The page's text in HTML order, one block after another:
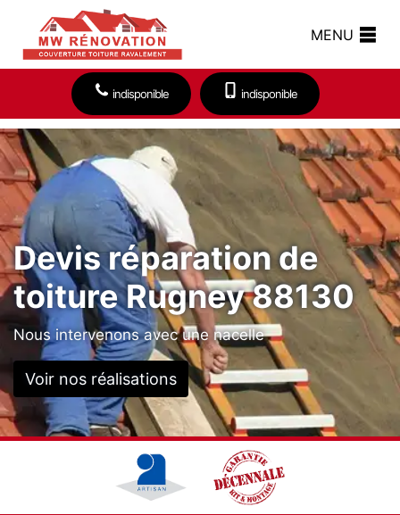
MENU
indisponible indisponible
Devis réparation de
toiture Rugney 88130
Nous intervenons avec une nacelle
Voir nos réalisations